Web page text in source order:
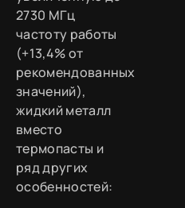
2730 МГц
частоту работы
(+13,4% от
рекомендованных
значений),
жидкий металл
вместо
термопасты и
ряд других
особенностей: